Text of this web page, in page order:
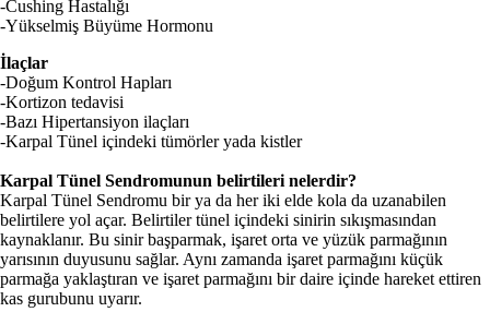
-Cushing Hastalığı
-Yükselmiş Büyüme Hormonu
İlaçlar
-Doğum Kontrol Hapları
-Kortizon tedavisi
-Bazı Hipertansiyon ilaçları
-Karpal Tünel içindeki tümörler yada kistler
Karpal Tünel Sendromunun belirtileri nelerdir?
Karpal Tünel Sendromu bir ya da her iki elde kola da uzanabilen
belirtilere yol açar. Belirtiler tünel içindeki sinirin sıkışmasından
kaynaklanır. Bu sinir başparmak, işaret orta ve yüzük parmağının
yarısının duyusunu sağlar. Aynı zamanda işaret parmağını küçük
parmağa yaklaştıran ve işaret parmağını bir daire içinde hareket ettiren
kas gurubunu uyarır.